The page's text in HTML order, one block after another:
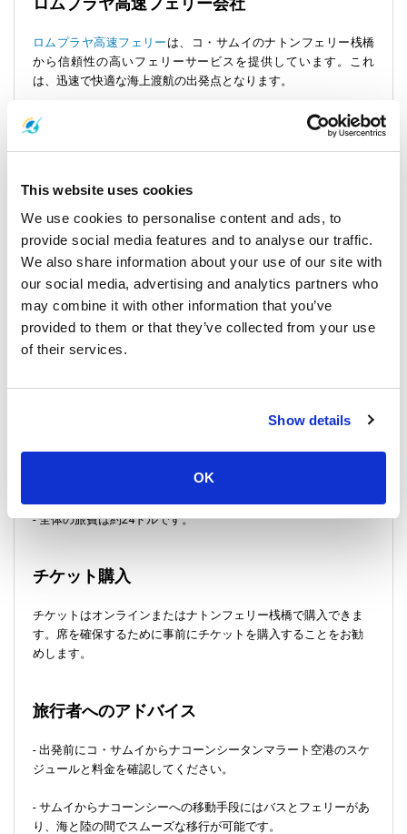
This website uses cookies
We use cookies to personalise content and ads, to
provide social media features and to analyse our traffic.
We also share information about your use of our site with
our social media, advertising and analytics partners who
may combine it with other information that you’ve
provided to them or that they’ve collected from your use
of their services.
Show details
OK
ロムプラヤ高速フェリー は、コ・サムイのナトンフェリー桟橋
から信頼性の高いフェリーサービスを提供しています。これ
は、迅速で快適な海上渡航の出発点となります。
出発地：ナトンフェリー桟橋
橋から始まります。フェリーの出発30分前には到着するように
してください。
スケジュールと料金：コ・サムイからナコー
ンシータンマラート空港まで
- フェリーとバスを組み合わせた全旅程は、約2時間45分から3時
間かかります。
- 最初の区間であるフェリー乗船は、天候条件によって約1時間
- 全体の旅費は約24ドルです。
チケット購入
チケットはオンラインまたはナトンフェリー桟橋で購入できま
す。席を確保するために事前にチケットを購入することをお勧
めします。
旅行者へのアドバイス
- 出発前にコ・サムイからナコーンシータンマラート空港のスケ
ジュールと料金を確認してください。
- サムイからナコーンシーへの移動手段にはバスとフェリーがあ
り、海と陸の間でスムーズな移行が可能です。